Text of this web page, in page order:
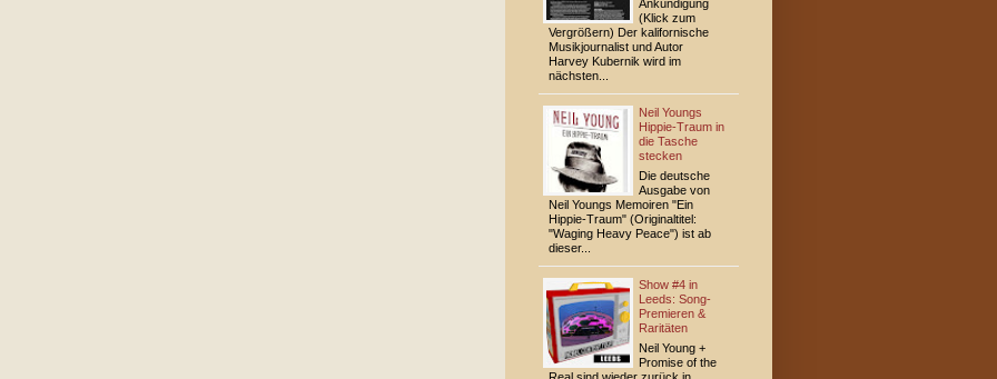
Ankündigung
(Klick zum
Vergrößern) Der kalifornische
Musikjournalist und Autor
Harvey Kubernik wird im
nächsten...
Neil Youngs
Hippie-Traum in
die Tasche
stecken
Die deutsche
Ausgabe von
Neil Youngs Memoiren "Ein
Hippie-Traum" (Originaltitel:
"Waging Heavy Peace") ist ab
dieser...
Show #4 in
Leeds: Song-
Premieren &
Raritäten
Neil Young +
Promise of the